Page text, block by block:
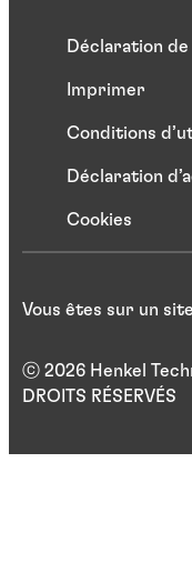
Déclaration
Imprimer
Conditions
Déclaration
Cookies
ⓒ 2026 Henkel
DROITS RÉSERVÉS
Vous êtes sur un